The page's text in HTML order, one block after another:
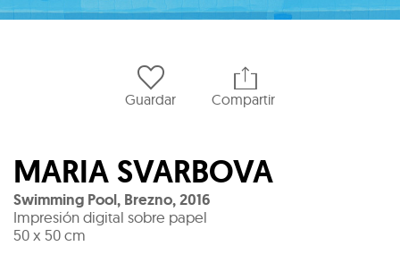
Guardar Compartir
MARIA SVARBOVA
Swimming Pool, Brezno,2016
Impresión digital sobre papel
50 x 50 cm